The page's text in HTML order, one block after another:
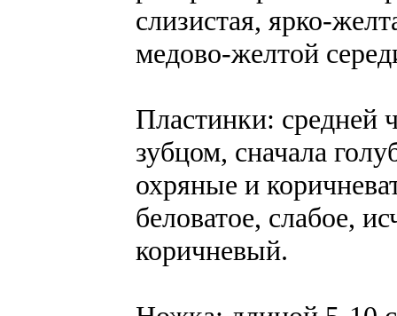
слизистая, ярко-
медово-желтой
Пластинки: средней
зубцом, сначала
охряные и
беловатое, слабое,
коричневый.